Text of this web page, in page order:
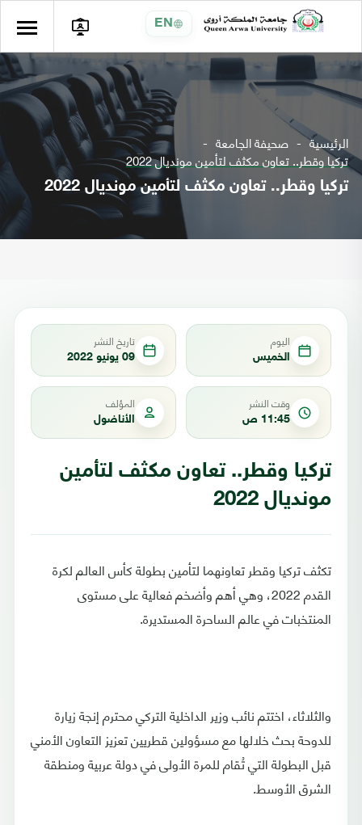
EN
الرئيسية صحيفة الجامعة
تركيا وقطر.. تعاون مكثف لتأمين مونديال 2022
تركيا وقطر.. تعاون مكثف لتأمين مونديال 2022
اليوم
الخميس
تاريخ النشر
09 يونيو 2022
وقت النشر
11:45 ص
المؤلف
الأناضول
تركيا وقطر.. تعاون مكثف لتأمين
مونديال 2022
تكثف تركيا وقطر تعاونهما لتأمين بطولة كأس العالم لكرة
القدم 2022، وهي أهم وأضخم فعالية على مستوى
المنتخبات في عالم الساحرة المستديرة.
والثلاثاء، اختتم نائب وزير الداخلية التركي محترم إنجة زيارة
للدوحة بحث خلالها مع مسؤولين قطريين تعزيز التعاون الأمني
قبل البطولة التي تُقام للمرة الأولى في دولة عربية ومنطقة
الشرق الأوسط.